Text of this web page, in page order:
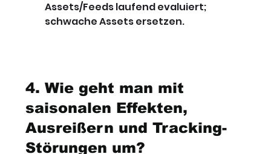
Assets/Feeds laufend evaluiert;
schwache Assets ersetzen.
4. Wie geht man mit
saisonalen Effekten,
Ausreißern und Tracking-
Störungen um?